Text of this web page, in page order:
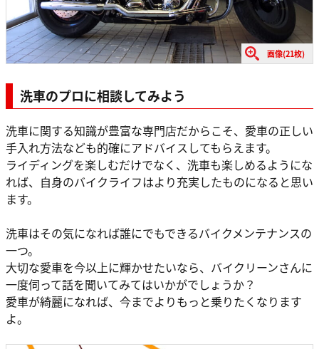
画像(21枚)
洗車のプロに相談してみよう
洗車に関する知識が豊富な専門店だからこそ、愛車の正しい
手入れ方法なども的確にアドバイスしてもらえます。
ライディングを楽しむだけでなく、洗車も楽しめるようにな
れば、自身のバイクライフはより充実したものになると思い
ます。
洗車はその気になれば誰にでもできるバイクメンテナンスの
一つ。
大切な愛車を今以上に輝かせたいなら、バイクリーンさんに
一度伺って話を聞いてみてはいかがでしょうか？
愛車が綺麗になれば、今までよりもっと乗りたくなります
よ。